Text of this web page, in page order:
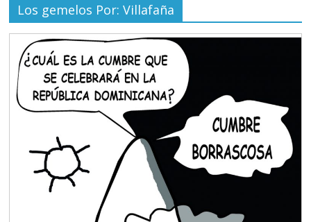
Los gemelos Por: Villafaña